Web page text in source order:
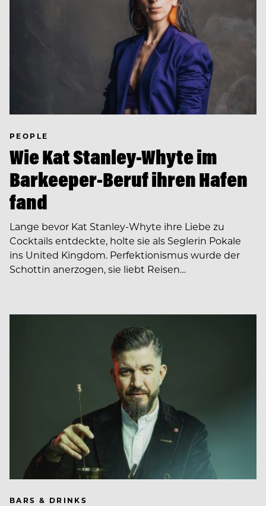
PEOPLE
Wie Kat Stanley-Whyte im
Barkeeper-Beruf ihren Hafen
fand
Lange bevor Kat Stanley-Whyte ihre Liebe zu
Cocktails entdeckte, holte sie als Seglerin Pokale
ins United Kingdom. Perfektionismus wurde der
Schottin anerzogen, sie liebt Reisen…
BARS & DRINKS